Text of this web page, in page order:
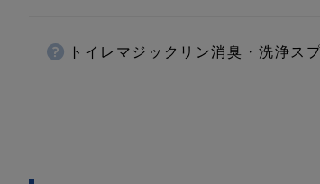
トイレマジックリン消臭・洗浄ス